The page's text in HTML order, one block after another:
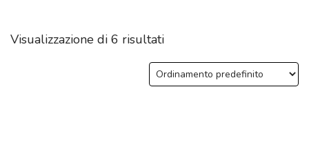
Visualizzazione di 6 risultati